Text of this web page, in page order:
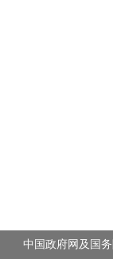
中国政府网及国